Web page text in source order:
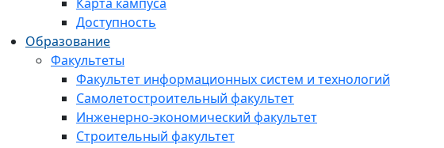
Доступность
Образование
Факультеты
Факультет информационных систем и технологий
Самолетостроительный факультет
Инженерно-экономический факультет
Строительный факультет